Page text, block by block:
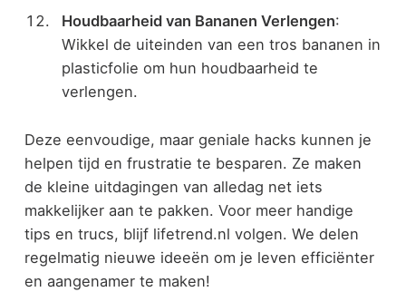
Houdbaarheid van Bananen Verlengen:
Wikkel de uiteinden van een tros bananen in
plasticfolie om hun houdbaarheid te
verlengen.
Deze eenvoudige, maar geniale hacks kunnen je
helpen tijd en frustratie te besparen. Ze maken
de kleine uitdagingen van alledag net iets
makkelijker aan te pakken. Voor meer handige
tips en trucs, blijf lifetrend.nl volgen. We delen
regelmatig nieuwe ideeën om je leven efficiënter
en aangenamer te maken!